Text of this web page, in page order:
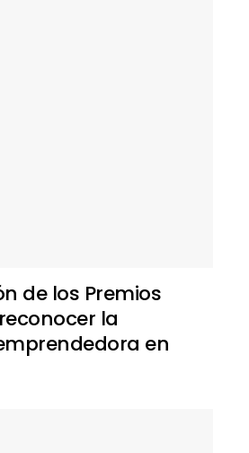
de los Premios
la
en